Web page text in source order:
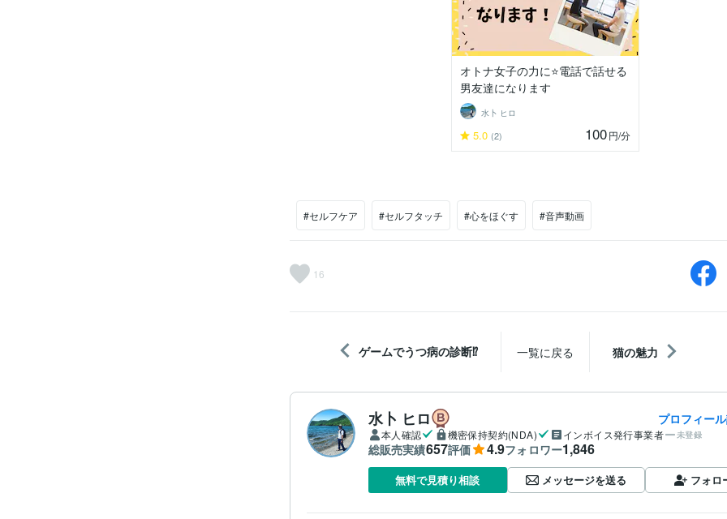
オトナ女子の力に⭐電話で話せる
男友達になります
水卜 ヒロ
5.0 (2) 100円/分
#セルフケア #セルフタッチ #心をほぐす #音声動画
16
ゲームでうつ病の診断⁉ 一覧に戻る 猫の魅力
水卜 ヒロ プロフィー
本人確認 機密保持契約(NDA) インボイス発行事業者 未登録
総販売実績657評価 4.9フォロワー1,846
無料で見積り相談 メッセージを送る フォロ